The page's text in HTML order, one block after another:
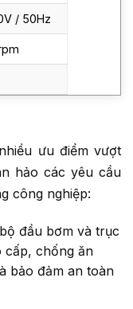
/ 50Hz
ưu điểm vượt
hảo các yêu cầu
công nghiệp:
đầu bơm và trục
cấp, chống ăn
bảo đảm an toàn